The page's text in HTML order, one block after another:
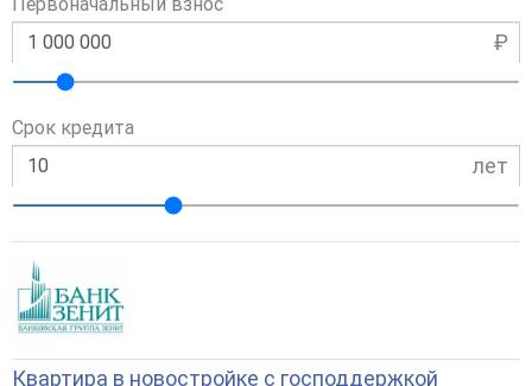
₽
Срок кредита
лет
Квартира в новостройке с господдержкой